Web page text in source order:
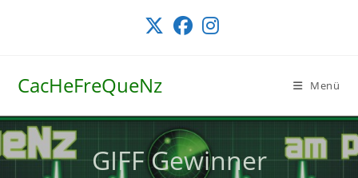
CacHeFreQueNz Menü
GIFF Gewinner